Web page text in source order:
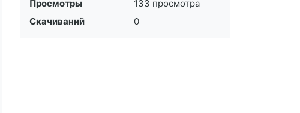
Просмотры
133 просмотра
Скачиваний
0